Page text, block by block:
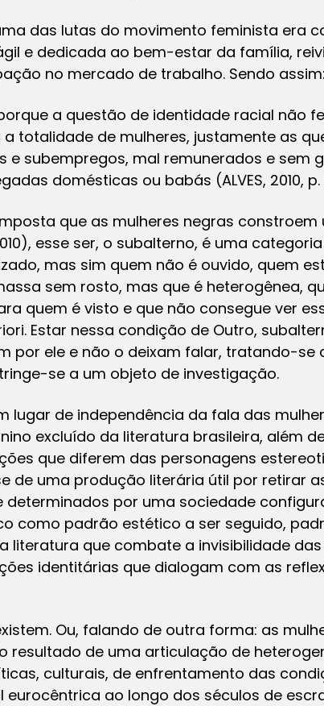
das lutas do movimento feminista era
e dedicada ao bem-estar da família,
no mercado de trabalho. Sendo assim:
a questão de identidade racial não
totalidade de mulheres, justamente as
e subempregos, mal remunerados e sem
domésticas ou babás (ALVES, 2010,
que as mulheres negras
esse ser, o subalterno, é uma
mas sim quem não é ouvido, quem
sem rosto, mas que é heterogênea,
quem é visto e que não consegue ver
Estar nessa condição de Outro,
por ele e não o deixam falar, tratando-se
se a um objeto de investigação.
lugar de independência da fala das
excluído da literatura brasileira, além
que diferem das personagens
de uma produção literária útil por retirar
determinados por uma sociedade
como padrão estético a ser seguido,
literatura que combate a invisibilidade
identitárias que dialogam com as
Ou, falando de outra forma: as
resultado de uma articulação de
culturais, de enfrentamento das
ao longo dos séculos de